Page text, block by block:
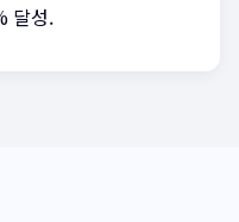
달성.